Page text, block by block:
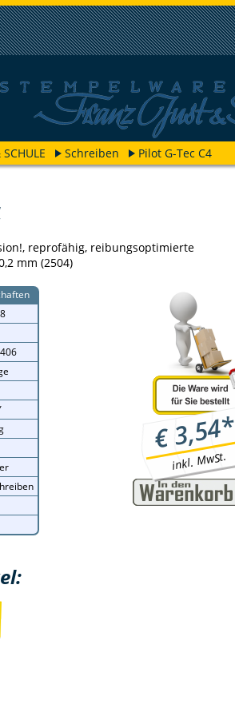
Schreiben Pilot G-Tec C4
reprofähig, reibungsoptimierte
mm (2504)
€3,54*
inkl. MwSt.